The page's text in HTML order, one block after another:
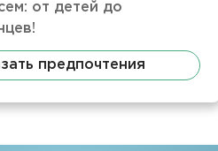
от детей до
предпочтения